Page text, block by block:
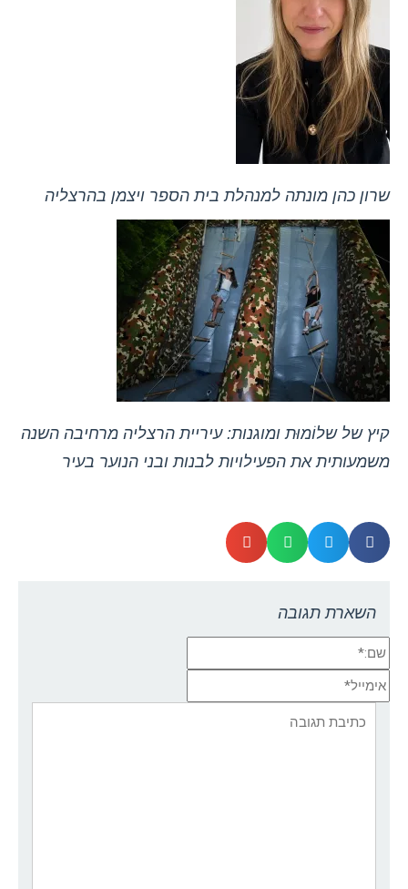
שרון כהן מונתה למנהלת בית הספר ויצמן בהרצליה
קיץ של שלוֹמוּת ומוגנות: עיריית הרצליה מרחיבה השנה
משמעותית את הפעילויות לבנות ובני הנוער בעיר
השארת תגובה
שם:*
אימייל*
אתר:תגובה